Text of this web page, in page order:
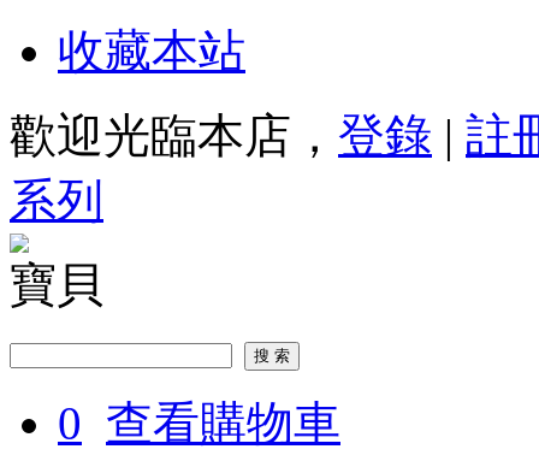
收藏本站
歡迎光臨本店， 登錄 | 註
系列
寶貝
0 查看購物車